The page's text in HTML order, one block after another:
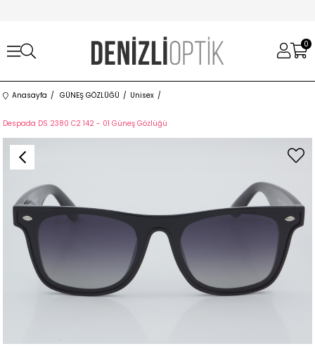
0
Anasayfa GÜNEŞ GÖZLÜĞÜ Unisex
Despada DS 2380 C2 142 - 01 Güneş Gözlüğü